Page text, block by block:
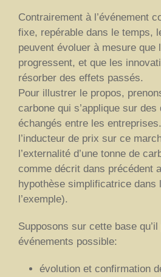
Contrairement à l’événement
fixe, repérable dans le temps,
peuvent évoluer à mesure que
progressent, et que les
résorber des effets passés.
Pour illustrer le propos,
carbone qui s’applique sur des
échangés entre les
l’inducteur de prix sur ce
l’externalité d’une tonne de
comme décrit dans précédent
hypothèse simplificatrice dans
l’exemple).
Supposons sur cette base
événements possible:
évolution et confirmation